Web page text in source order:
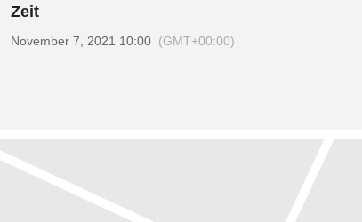
Zeit
November 7, 2021 10:00 (GMT+00:00)